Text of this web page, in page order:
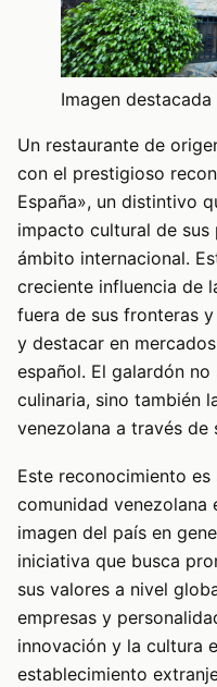
Imagen
Un restaurante de
con el prestigioso
España», un distintivo
impacto cultural de
ámbito internacional.
creciente influencia de
fuera de sus fronteras
y destacar en
español. El galardón
culinaria, sino también
venezolana a través de
Este reconocimiento
comunidad venezolana
imagen del país en
iniciativa que busca
sus valores a nivel
empresas y
innovación y la cultura
establecimiento